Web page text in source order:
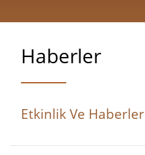
Haberler
Etkinlik Ve Haberler